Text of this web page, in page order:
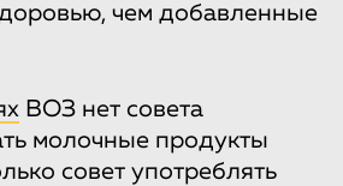
чем добавленные
ВОЗ нет совета
молочные продукты
совет употреблять